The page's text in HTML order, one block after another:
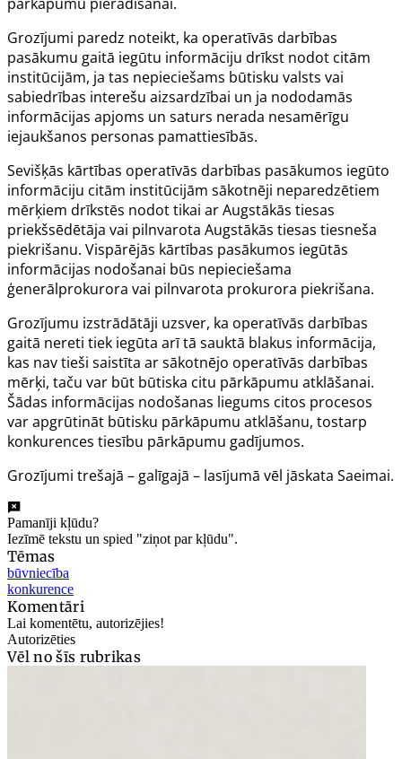
Grozījumi paredz noteikt, ka operatīvās darbības
pasākumu gaitā iegūtu informāciju drīkst nodot citām
institūcijām, ja tas nepieciešams būtisku valsts vai
sabiedrības interešu aizsardzībai un ja nododamās
informācijas apjoms un saturs nerada nesamērīgu
iejaukšanos personas pamattiesībās.
Sevišķās kārtības operatīvās darbības pasākumos iegūto
informāciju citām institūcijām sākotnēji neparedzētiem
mērķiem drīkstēs nodot tikai ar Augstākās tiesas
priekšsēdētāja vai pilnvarota Augstākās tiesas tiesneša
piekrišanu. Vispārējās kārtības pasākumos iegūtās
informācijas nodošanai būs nepieciešama
ģenerālprokurora vai pilnvarota prokurora piekrišana.
Grozījumu izstrādātāji uzsver, ka operatīvās darbības
gaitā nereti tiek iegūta arī tā sauktā blakus informācija,
kas nav tieši saistīta ar sākotnējo operatīvās darbības
mērķi, taču var būt būtiska citu pārkāpumu atklāšanai.
Šādas informācijas nodošanas liegums citos procesos
var apgrūtināt būtisku pārkāpumu atklāšanu, tostarp
konkurences tiesību pārkāpumu gadījumos.
Grozījumi trešajā – galīgajā – lasījumā vēl jāskata Saeimai.
Pamanīji kļūdu?
Iezīmē tekstu un spied "ziņot par kļūdu".
Tēmas
būvniecība
konkurence
Komentāri
Lai komentētu, autorizējies!
Autorizēties
Vēl no šīs rubrikas